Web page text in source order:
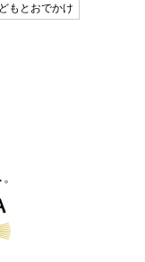
もとおでかけ